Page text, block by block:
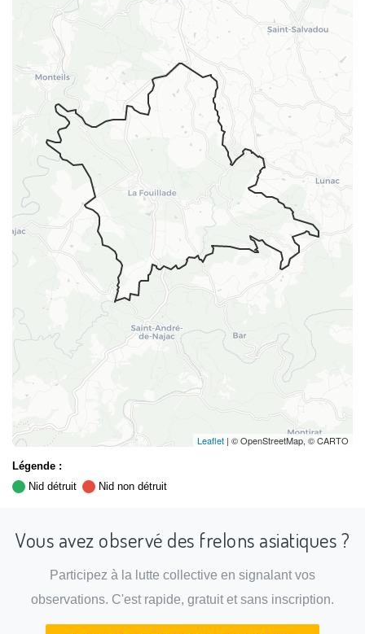
Leaflet | © OpenStreetMap, © CARTO
Légende :
Nid détruit
Nid non détruit
Vous avez observé des frelons asiatiques ?
Participez à la lutte collective en signalant vos
observations. C'est rapide, gratuit et sans inscription.